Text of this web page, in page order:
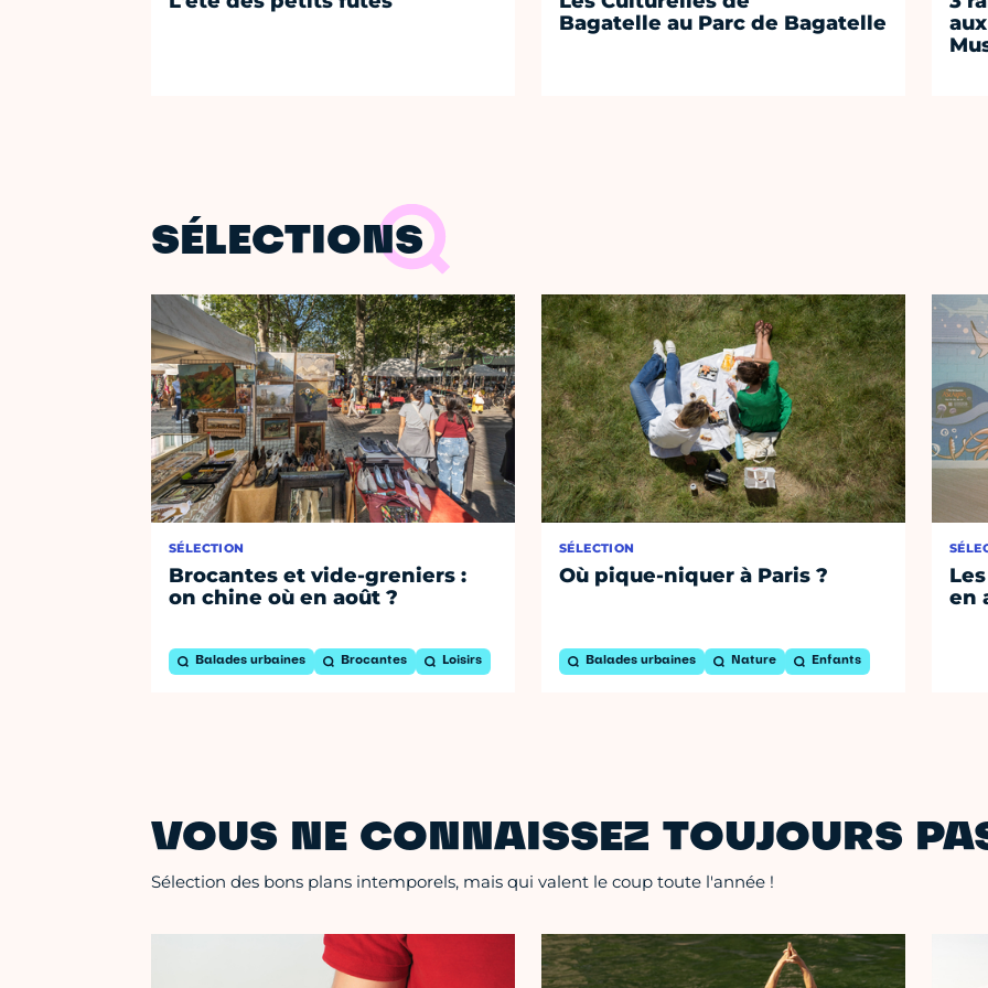
Bagatelle au Parc de Bagatelle
SÉLECTIONS
SÉLECTION
Brocantes et vide-greniers :
on chine où en août ?
Balades urbaines Brocantes Loisirs
SÉLECTION
Où pique-niquer à Paris ?
Balades urbaines Nature Enfants
en
VOUS NE CONNAISSEZ TOUJOURS
Sélection des bons plans intemporels, mais qui valent le coup toute l'année !